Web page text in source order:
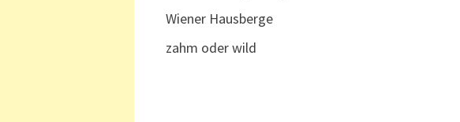
Wiener Hausberge
zahm oder wild